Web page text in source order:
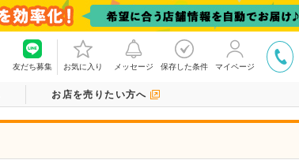
友だち募集 お気に入り メッセージ 保存した条件 マイページ
お店を売りたい方へ